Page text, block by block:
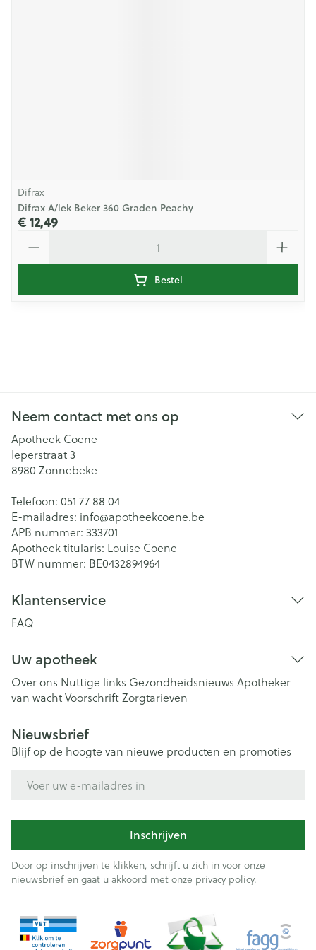
Difrax
Difrax A/lek Beker 360 Graden Peachy
€ 12,49
Bestel
Neem contact met ons op
Apotheek Coene
Ieperstraat 3
8980 Zonnebeke
Telefoon: 051 77 88 04
E-mailadres: info@apotheekcoene.be
APB nummer: 333701
Apotheek titularis: Louise Coene
BTW nummer: BE0432894964
Klantenservice
FAQ
Uw apotheek
Over ons Nuttige links Gezondheidsnieuws Apotheker
van wachtVoorschriftZorgtarieven
Nieuwsbrief
Blijf op de hoogte van nieuwe producten en promoties
Inschrijven
Door op inschrijven te klikken, schrijft u zich in voor onze
nieuwsbrief en gaat u akkoord met onze privacy policy.